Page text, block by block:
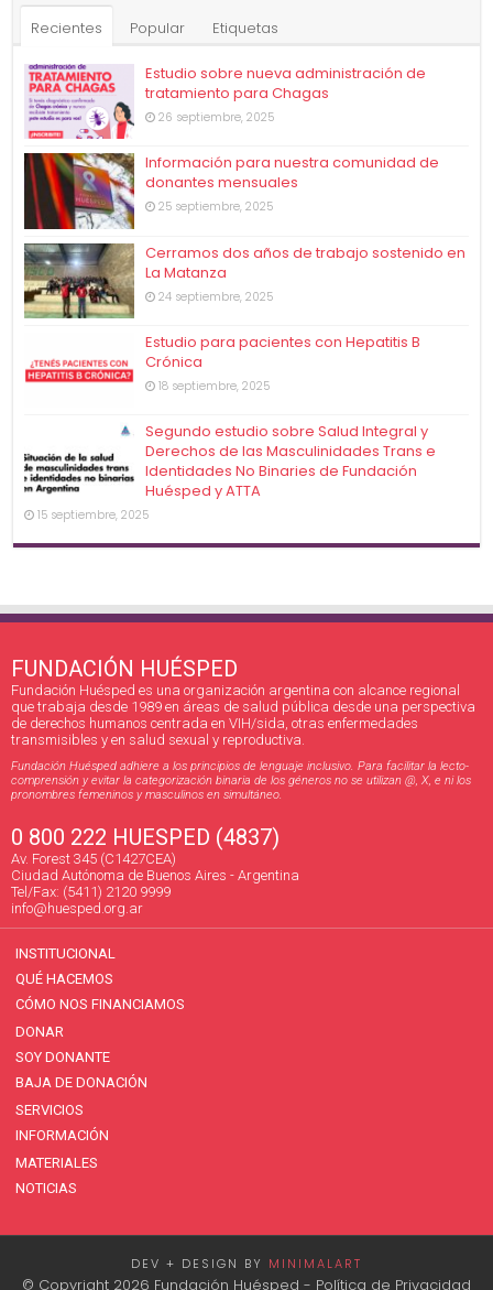
Recientes Popular Etiquetas
Estudio sobre nueva administración de
tratamiento para Chagas
26 septiembre, 2025
Información para nuestra comunidad de
donantes mensuales
25 septiembre, 2025
Cerramos dos años de trabajo sostenido en
La Matanza
24 septiembre, 2025
Estudio para pacientes con Hepatitis B
Crónica
18 septiembre, 2025
Segundo estudio sobre Salud Integral y
Derechos de las Masculinidades Trans e
Identidades No Binaries de Fundación
Huésped y ATTA
15 septiembre, 2025
FUNDACIÓN HUÉSPED
Fundación Huésped es una organización argentina con alcance regional
que trabaja desde 1989 en áreas de salud pública desde una perspectiva
de derechos humanos centrada en VIH/sida, otras enfermedades
transmisibles y en salud sexual y reproductiva.
Fundación Huésped adhiere a los principios de lenguaje inclusivo. Para facilitar la lecto-
comprensión y evitar la categorización binaria de los géneros no se utilizan @, X, e ni los
pronombres femeninos y masculinos en simultáneo.
0 800 222 HUESPED (4837)
Av. Forest 345 (C1427CEA)
Ciudad Autónoma de Buenos Aires - Argentina
Tel/Fax: (5411) 2120 9999
info@huesped.org.ar
INSTITUCIONAL
QUÉ HACEMOS
CÓMO NOS FINANCIAMOS
DONAR
SOY DONANTE
BAJA DE DONACIÓN
SERVICIOS
INFORMACIÓN
MATERIALES
NOTICIAS
DEV + DESIGN BY MINIMALART
© Copyright 2026 Fundación Huésped - Política de Privacidad